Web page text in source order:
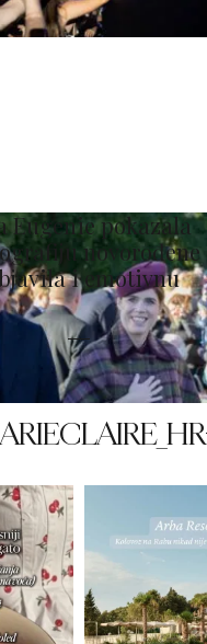
Eugenie pokazala
novorođene
i emotivnu